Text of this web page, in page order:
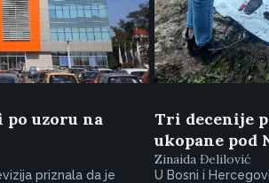
po uzoru na
priznala da je
Tri decenije
ukopane pod
Zinaida Đelilović
U Bosni i